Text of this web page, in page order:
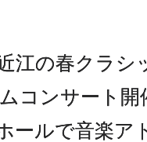
の春クラシ
コンサート開
ルで音楽ア